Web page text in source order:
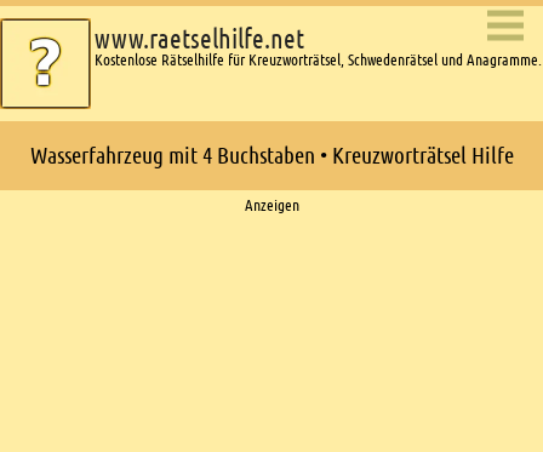
www.raetselhilfe.net
Kostenlose Rätselhilfe für Kreuzworträtsel, Schwedenrätsel und Anagramme.
Wasserfahrzeug mit 4 Buchstaben • Kreuzworträtsel Hilfe
Anzeigen